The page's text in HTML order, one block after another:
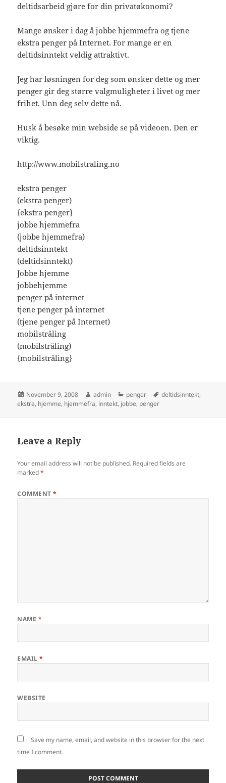
deltidsarbeid gjøre for din privatøkonomi?
Mange ønsker i dag å jobbe hjemmefra og tjene
ekstra penger på Internet. For mange er en
deltidsinntekt veldig attraktivt.
Jeg har løsningen for deg som ønsker dette og mer
penger gir deg større valgmuligheter i livet og mer
frihet. Unn deg selv dette nå.
Husk å besøke min webside se på videoen. Den er
viktig.
http://www.mobilstraling.no
ekstra penger
(ekstra penger)
{ekstra penger}
jobbe hjemmefra
(jobbe hjemmefra)
deltidsinntekt
(deltidsinntekt)
Jobbe hjemme
jobbehjemme
penger på internet
tjene penger på internet
(tjene penger på Internet)
mobilstråling
(mobilstråling)
{mobilstråling}
Posted
on
November 9, 2008 Author
admin Categories
penger Tags
deltidsinntekt,
ekstra, hjemme, hjemmefra, inntekt, jobbe, penger
Leave a Reply
Your email address will not be published. Required fields are
marked*
COMMENT*
NAME *
EMAIL*
WEBSITE
Save my name, email, and website in this browser for the next
time I comment.